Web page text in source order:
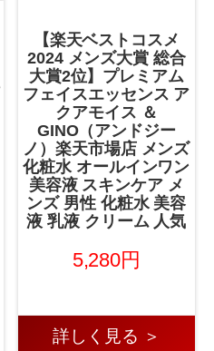
【楽天ベストコスメ
2024 メンズ大賞 総合
大賞2位】プレミアム
フェイスエッセンス ア
クアモイス ＆
GINO（アンドジー
ノ）楽天市場店 メンズ
化粧水 オールインワン
美容液 スキンケア メ
ンズ 男性 化粧水 美容
液 乳液 クリーム 人気
5,280円
詳しく見る ＞